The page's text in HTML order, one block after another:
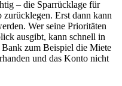
– die Sparrücklage für
zurücklegen. Erst dann kann
Wer seine Prioritäten
ausgibt, kann schnell in
zum Beispiel die Miete
und das Konto nicht